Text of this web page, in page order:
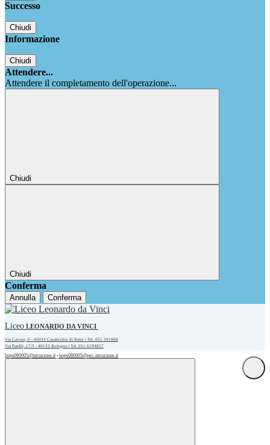
Successo
Chiudi
Informazione
Chiudi
Attendere...
Attendere il completamento dell'operazione...
Chiudi
Chiudi
Conferma
Annulla Conferma
Liceo LEONARDO DA VINCI
Via Cavour, 6 - 40033 Casalecchio di Reno • Tel. 051 591868
Via Panfili, 17/3 - 40133 Bologna • Tel. 051 6194857
bops080005@istruzione.it • bops080005@pec.istruzione.it